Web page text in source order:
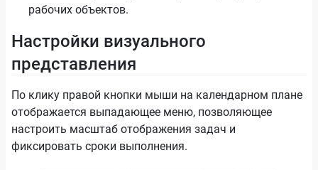
рабочих объектов.
Настройки визуального
представления
По клику правой кнопки мыши на календарном плане
отображается выпадающее меню, позволяющее
настроить масштаб отображения задач и
фиксировать сроки выполнения.